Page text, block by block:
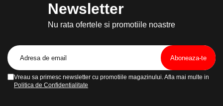
Newsletter
Nu rata ofertele si promotiile noastre
Vreau sa primesc newsletter cu promotiile magazinului. Afla mai multe in
Politica de Confidentialitate